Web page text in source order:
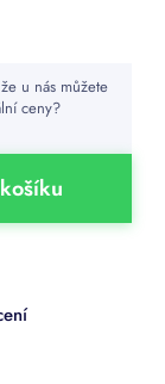
u nás můžete
ceny?